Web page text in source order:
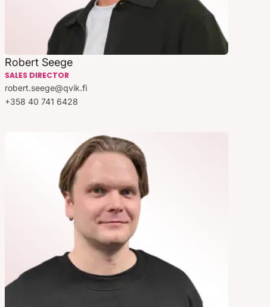
Robert Seege
SALES DIRECTOR
robert.seege@qvik.fi
+358 40 741 6428